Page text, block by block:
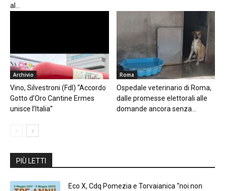
al...
Archivio
Vino, Silvestroni (FdI) “Accordo
Gotto d’Oro Cantine Ermes
unisce l’Italia”
Roma
Ospedale veterinario di Roma,
dalle promesse elettorali alle
domande ancora senza...
PIÙ LETTI
Eco X, Cdq Pomezia e Torvaianica “noi non